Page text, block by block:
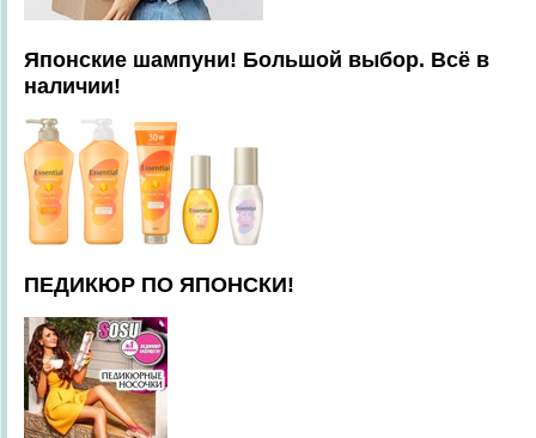
Японские шампуни! Большой выбор. Всё в
наличии!
ПЕДИКЮР ПО ЯПОНСКИ!